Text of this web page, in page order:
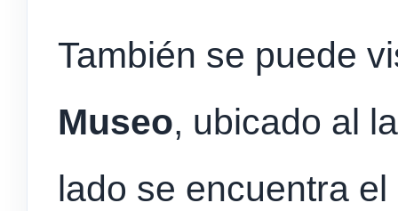
También se puede
Museo, ubicado al
lado se encuentra el